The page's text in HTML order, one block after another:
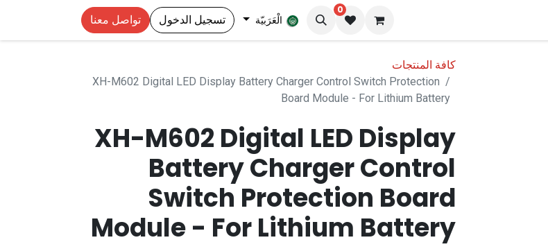
0
الْعَرَبيّة تسجيل الدخول تواصل معنا
كافة المنتجات
XH-M602 Digital LED Display Battery Charger Control Switch Protection
Board Module - For Lithium Battery
XH-M602 Digital LED Display
Battery Charger Control
Switch Protection Board
Module - For Lithium Battery